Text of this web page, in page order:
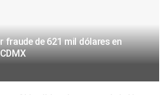
fraude de 621 mil dólares en